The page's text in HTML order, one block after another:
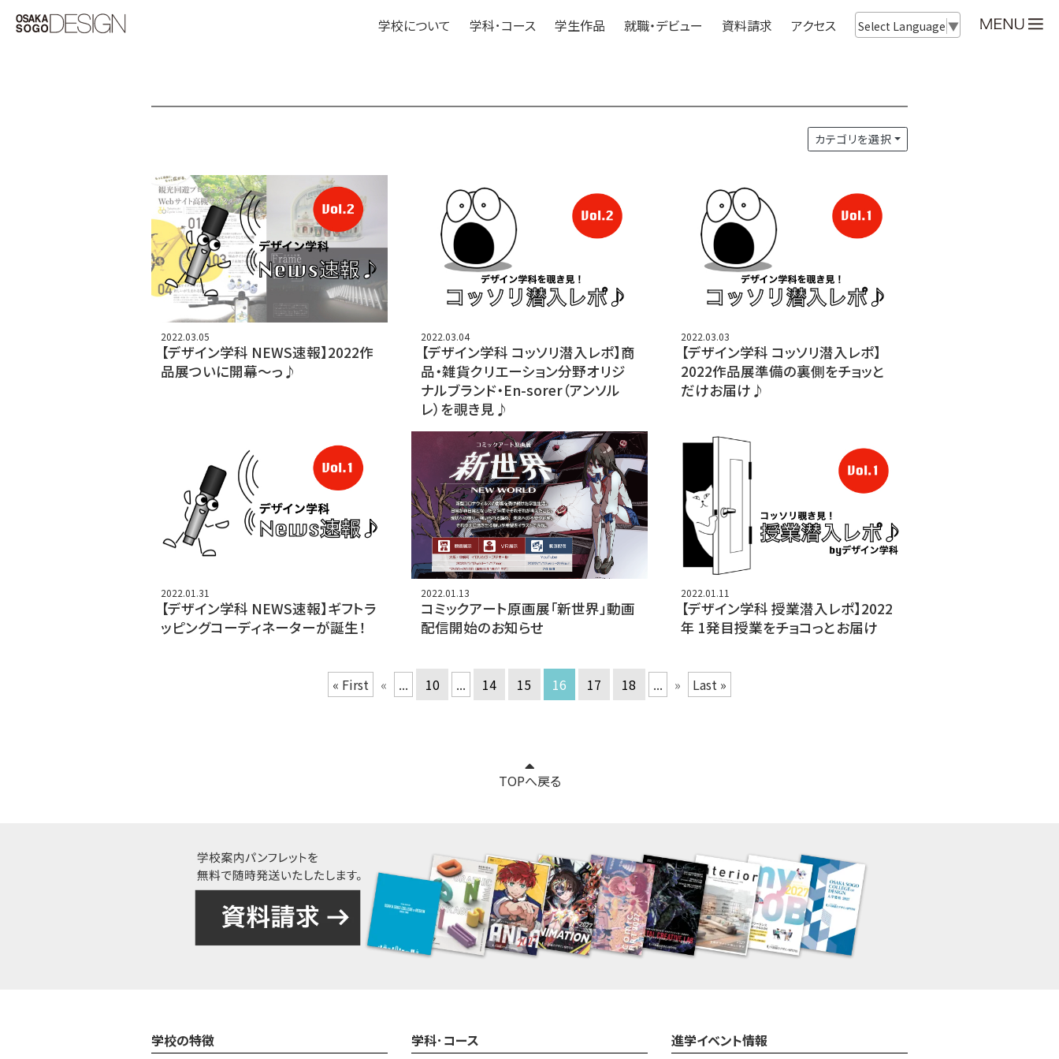
学校について 学科･コース 学生作品 就職・デビュー 資料請求 アクセス Select Language ▼
カテゴリを選択
2022.03.05
【デザイン学科 NEWS速報】2022作
品展ついに開幕〜っ♪
2022.03.04
【デザイン学科 コッソリ潜入レポ】商
品・雑貨クリエーション分野オリジ
ナルブランド・En-sorer（アンソル
レ）を覗き見♪
2022.03.03
【デザイン学科 コッソリ潜入レポ】
2022作品展準備の裏側をチョッと
だけお届け♪
2022.01.31
【デザイン学科 NEWS速報】ギフトラ
ッピングコーディネーターが誕生！
2022.01.13
コミックアート原画展「新世界」動画
配信開始のお知らせ
2022.01.11
【デザイン学科 授業潜入レポ】2022
年 1発目授業をチョコっとお届け
« First « ... 10 ... 14 15 16 17 18 ... » Last »
TOPへ戻る
学校の特徴 学科･コース 進学イベント情報